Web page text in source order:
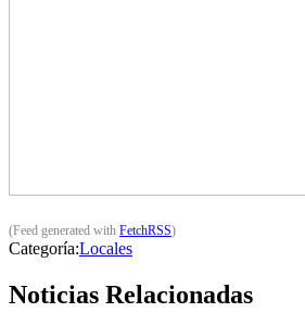
(Feed generated with FetchRSS)
Categoría:Locales
Noticias Relacionadas